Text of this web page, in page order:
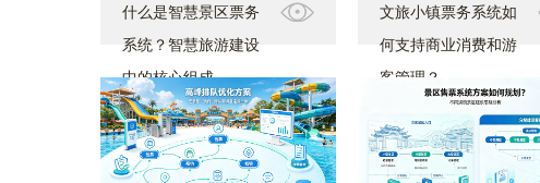
什么是智慧景区票务
系统？智慧旅游建设
中的核心组成
文旅小镇票务系统如
何支持商业消费和游
客管理？